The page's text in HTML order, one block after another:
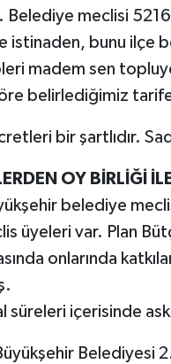
meclisi 5216
istinaden, bunu ilçe
madem sen
belirlediğimiz
bir şartlıdır.
OY BİRLİĞİ
belediye
üyeleri var. Plan
onlarında
süreleri içerisinde
Belediyesi